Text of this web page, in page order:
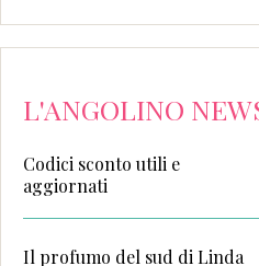
L'ANGOLINO
Codici sconto utili e
aggiornati
Il profumo del sud di Linda